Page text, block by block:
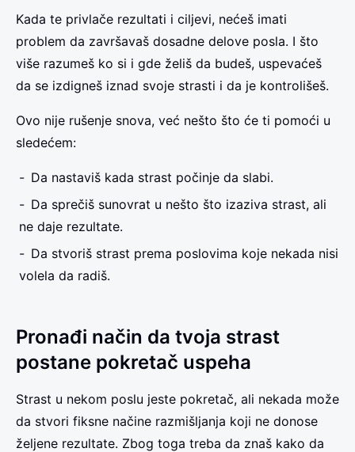
Kada te privlače rezultati i ciljevi, nećeš imati
problem da završavaš dosadne delove posla. I što
više razumeš ko si i gde želiš da budeš, uspevaćeš
da se izdigneš iznad svoje strasti i da je kontrolišeš.
Ovo nije rušenje snova, već nešto što će ti pomoći u
sledećem:
Da nastaviš kada strast počinje da slabi.
Da sprečiš sunovrat u nešto što izaziva strast, ali
ne daje rezultate.
Da stvoriš strast prema poslovima koje nekada nisi
volela da radiš.
Pronađi način da tvoja strast
postane pokretač uspeha
Strast u nekom poslu jeste pokretač, ali nekada može
da stvori fiksne načine razmišljanja koji ne donose
željene rezultate. Zbog toga treba da znaš kako da